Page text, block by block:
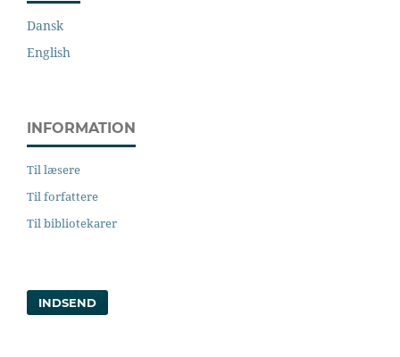
Dansk
English
INFORMATION
Til læsere
Til forfattere
Til bibliotekarer
INDSEND